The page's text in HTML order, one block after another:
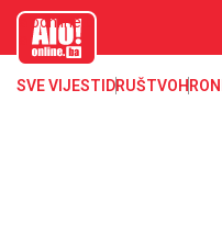
aloonline.b
SVE VIJESTI DRUŠTVO